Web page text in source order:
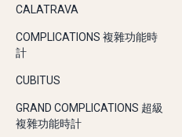
CALATRAVA
COMPLICATIONS 複雜功能時
計
CUBITUS
GRAND COMPLICATIONS 超級
複雜功能時計